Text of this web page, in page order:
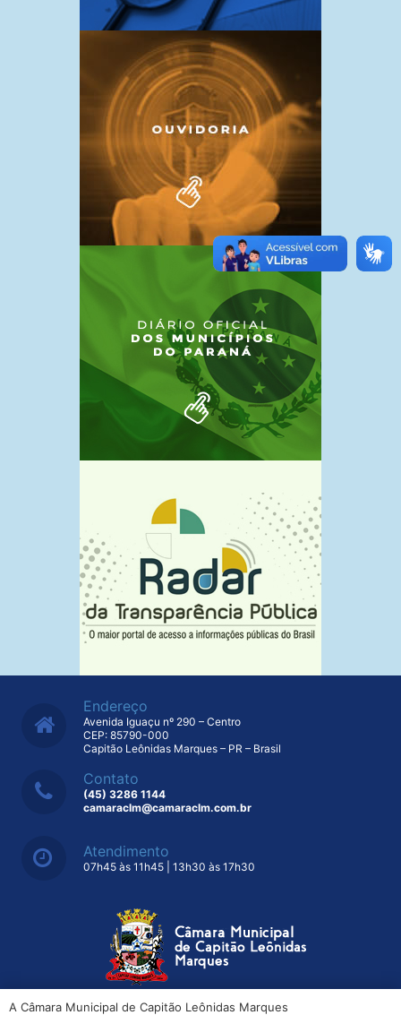
Endereço
Avenida Iguaçu nº 290 – Centro
CEP: 85790-000
Capitão Leônidas Marques – PR – Brasil
Contato
(45) 3286 1144
camaraclm@camaraclm.com.br
Atendimento
07h45 às 11h45 | 13h30 às 17h30
A Câmara Municipal de Capitão Leônidas Marques